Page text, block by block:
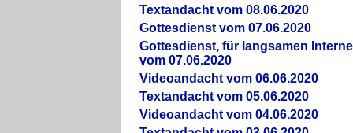
Textandacht vom 08.06.2020
Gottesdienst vom 07.06.2020
Gottesdienst, für langsamen
vom 07.06.2020
Videoandacht vom 06.06.2020
Textandacht vom 05.06.2020
Videoandacht vom 04.06.2020